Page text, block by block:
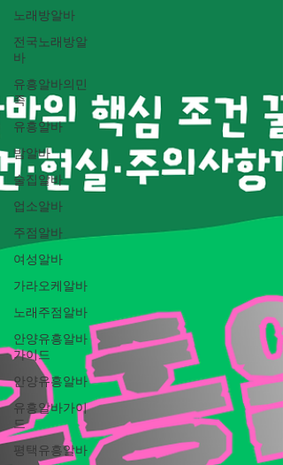
노래방알바
전국노래방알
바
유흥알바의민
족
유흥알바
밤알바
술집알바
업소알바
주점알바
여성알바
가라오케알바
노래주점알바
안양유흥알바
가이드
안양유흥알바
유흥알바가이
드
평택유흥알바